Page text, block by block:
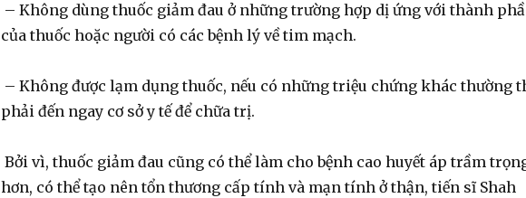
– Không dùng thuốc giảm đau ở những trường hợp dị ứng với thành
của thuốc hoặc người có các bệnh lý về tim mạch.
– Không được lạm dụng thuốc, nếu có những triệu chứng khác thường
phải đến ngay cơ sở y tế để chữa trị.
Bởi vì, thuốc giảm đau cũng có thể làm cho bệnh cao huyết áp trầm
hơn, có thể tạo nên tổn thương cấp tính và mạn tính ở thận, tiến sĩ Shah